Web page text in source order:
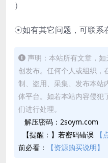
）
☉如有其它问题，可联系
声明：本站所有文章，
创发布。任何个人或组织，
制、盗用、采集、发布本站
体平台。如若本站内容侵犯
们进行处理。
解压密码：2soym.com
【提醒：】若密码错误
【
前必看：
【资源购买说明】